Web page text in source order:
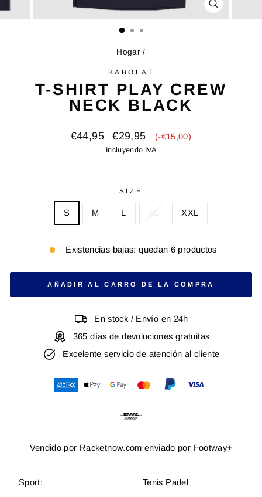
CERRAR
(ESC)
Hogar /
BABOLAT
T-SHIRT PLAY CREW
NECK BLACK
Precio
€44,95
Precio
de
€29,95 (-€15,00)
Incluyendo IVA
SIZE
S M L XL XXL
Existencias bajas: quedan 6 productos
AÑADIR AL CARRO DE LA COMPRA
En stock / Envío en 24h
365 días de devoluciones gratuitas
Excelente servicio de atención al cliente
Vendido por Racketnow.com enviado por Footway+
Sport: Tenis Padel